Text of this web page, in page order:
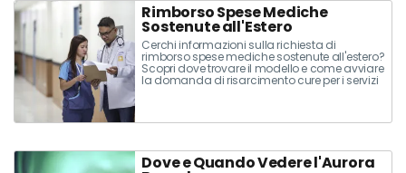
Rimborso Spese Mediche
Sostenute all'Estero
Cerchi informazioni sulla richiesta di
rimborso spese mediche sostenute all'estero?
Scopri dove trovare il modello e come avviare
la domanda di risarcimento cure per i servizi
di assistenza sanitaria nei paesi coperti da
Dove e Quando Vedere l'Aurora